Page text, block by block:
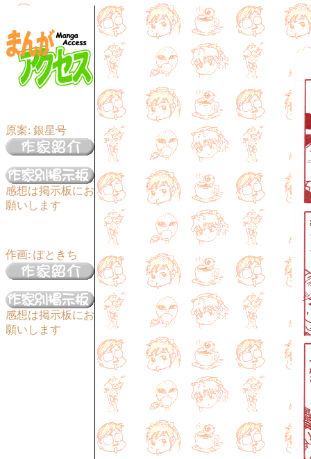
原案: 銀星号
感想は掲示板にお
願いします
作画: ぽときち
感想は掲示板にお
願いします